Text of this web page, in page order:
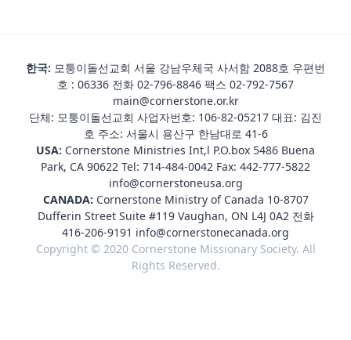
한국: 모퉁이돌선교회 서울 강남우체국 사서함 2088호 우편번
호 : 06336 전화 02-796-8846 팩스 02-792-7567
main@cornerstone.or.kr
단체: 모퉁이돌선교회 사업자번호: 106-82-05217 대표: 김진
호 주소: 서울시 용산구 한남대로 41-6
USA: Cornerstone Ministries Int,l P.O.box 5486 Buena
Park, CA 90622 Tel: 714-484-0042 Fax: 442-777-5822
info@cornerstoneusa.org
CANADA: Cornerstone Ministry of Canada 10-8707
Dufferin Street Suite #119 Vaughan, ON L4J 0A2 전화
416-206-9191 info@cornerstonecanada.org
Copyright © 2020 Cornerstone Missionary Society. All
Rights Reserved.